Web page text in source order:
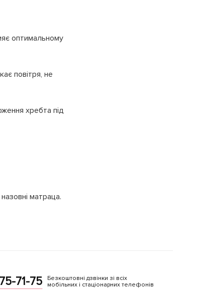
оптимальному
повітря, не
хребта під
матраца.
71-75
Безкоштовні дзвінки зі всіх
мобільних і стаціонарних телефонів